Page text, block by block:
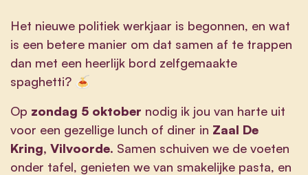
Het nieuwe politiek werkjaar is begonnen, en wat
is een betere manier om dat samen af te trappen
dan met een heerlijk bord zelfgemaakte
spaghetti? 🍝
Op zondag 5 oktober nodig ik jou van harte uit
voor een gezellige lunch of diner in Zaal De
Kring, Vilvoorde. Samen schuiven we de voeten
onder tafel, genieten we van smakelijke pasta, en